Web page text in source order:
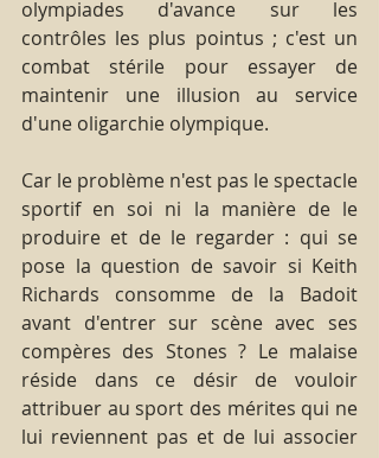
olympiades d'avance sur les
contrôles les plus pointus ; c'est un
combat stérile pour essayer de
maintenir une illusion au service
d'une oligarchie olympique.
Car le problème n'est pas le spectacle
sportif en soi ni la manière de le
produire et de le regarder : qui se
pose la question de savoir si Keith
Richards consomme de la Badoit
avant d'entrer sur scène avec ses
compères des Stones ? Le malaise
réside dans ce désir de vouloir
attribuer au sport des mérites qui ne
lui reviennent pas et de lui associer